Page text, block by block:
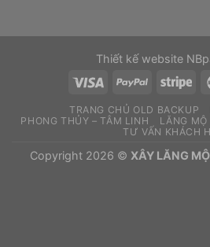
Thiết kế website
TRANG CHỦ OLD BACKUP
PHONG THỦY – TÂM LINH
LĂNG
TƯ VẤN KHÁCH
Copyright 2026 © XÂY LĂNG